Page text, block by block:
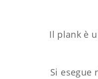
Il plank è
Si esegue